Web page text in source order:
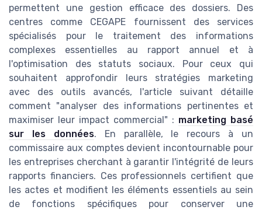
permettent une gestion efficace des dossiers. Des
centres comme CEGAPE fournissent des services
spécialisés pour le traitement des informations
complexes essentielles au rapport annuel et à
l'optimisation des statuts sociaux. Pour ceux qui
souhaitent approfondir leurs stratégies marketing
avec des outils avancés, l'article suivant détaille
comment "analyser des informations pertinentes et
maximiser leur impact commercial" : marketing basé
sur les données. En parallèle, le recours à un
commissaire aux comptes devient incontournable pour
les entreprises cherchant à garantir l'intégrité de leurs
rapports financiers. Ces professionnels certifient que
les actes et modifient les éléments essentiels au sein
de fonctions spécifiques pour conserver une